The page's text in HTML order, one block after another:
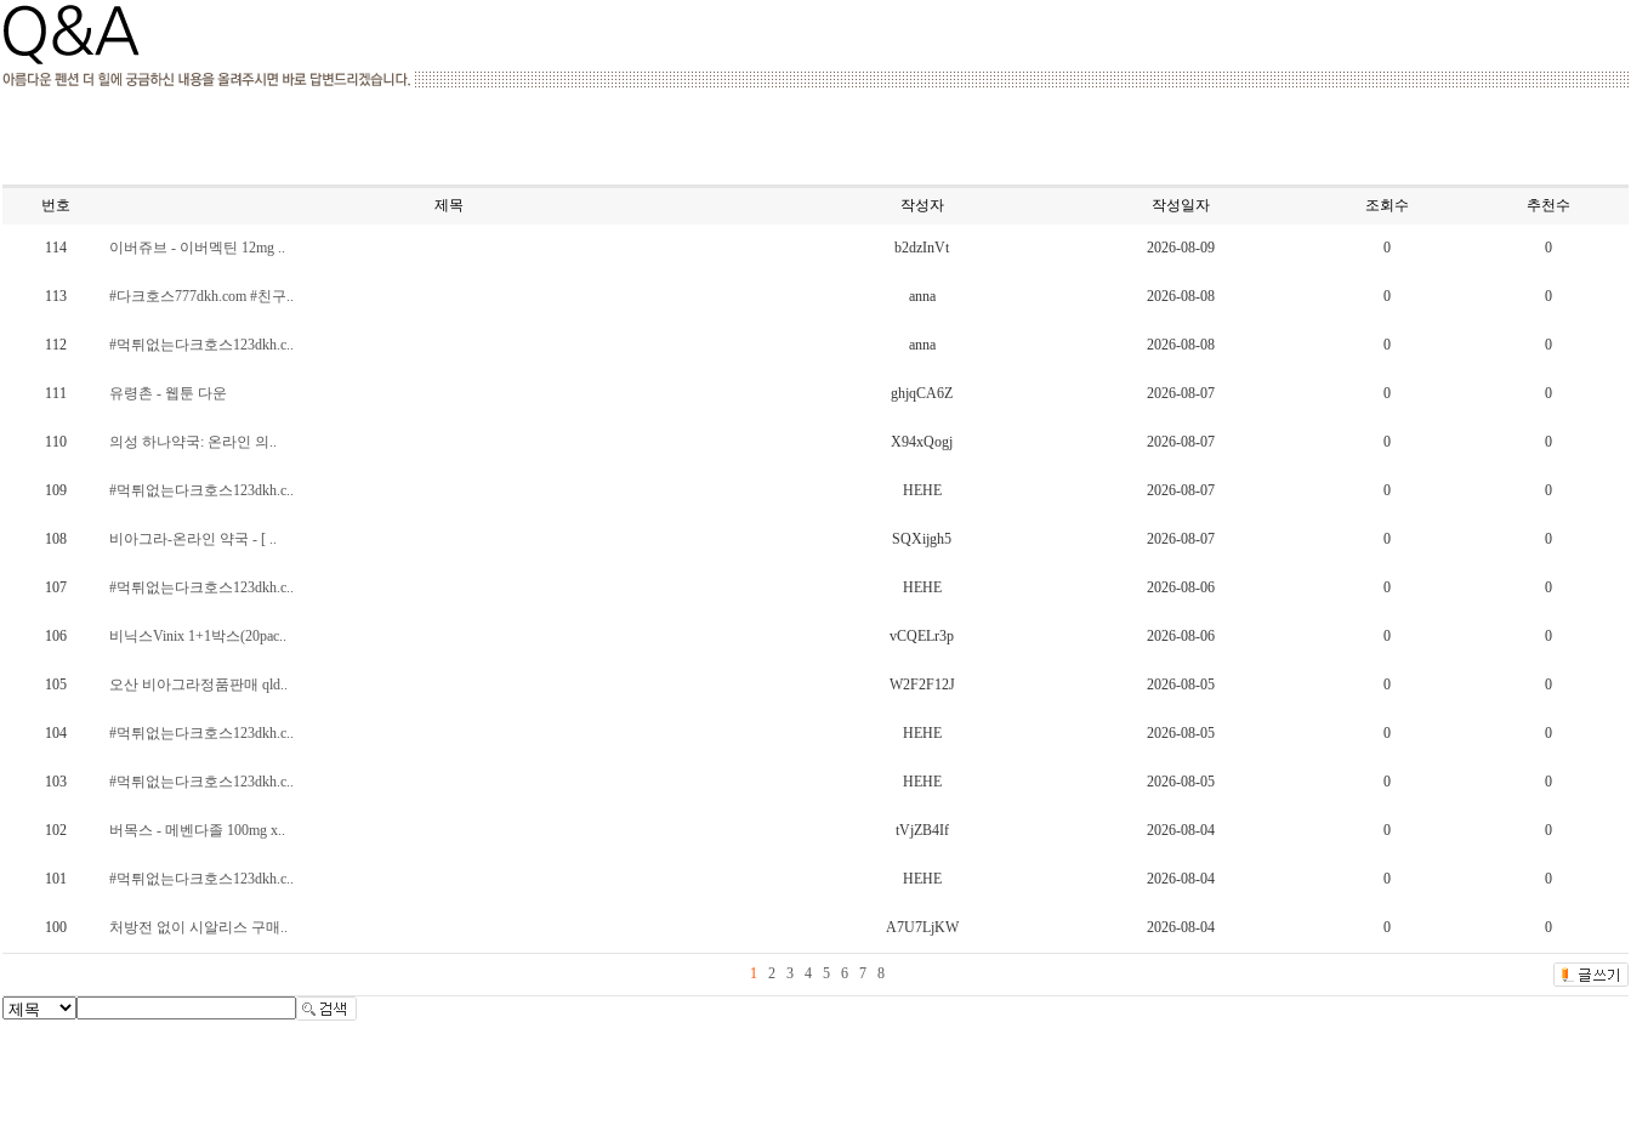
번호 제목 작성자 작성일자 조회수 추천수
114 이버쥬브 - 이버멕틴 12mg .. b2dzInVt 2026-08-09 0 0
113 #다크호스777dkh.com #친구.. anna 2026-08-08 0 0
112 #먹튀없는다크호스123dkh.c.. anna 2026-08-08 0 0
111 유령촌 - 웹툰 다운 ghjqCA6Z 2026-08-07 0 0
110 의성 하나약국: 온라인 의.. X94xQogj 2026-08-07 0 0
109 #먹튀없는다크호스123dkh.c.. HEHE 2026-08-07 0 0
108 비아그라-온라인 약국 - [ .. SQXijgh5 2026-08-07 0 0
107 #먹튀없는다크호스123dkh.c.. HEHE 2026-08-06 0 0
106 비닉스Vinix 1+1박스(20pac.. vCQELr3p 2026-08-06 0 0
105 오산 비아그라정품판매 qld.. W2F2F12J 2026-08-05 0 0
104 #먹튀없는다크호스123dkh.c.. HEHE 2026-08-05 0 0
103 #먹튀없는다크호스123dkh.c.. HEHE 2026-08-05 0 0
102 버목스 - 메벤다졸 100mg x.. tVjZB4If 2026-08-04 0 0
101 #먹튀없는다크호스123dkh.c.. HEHE 2026-08-04 0 0
100 처방전 없이 시알리스 구매.. A7U7LjKW 2026-08-04 0 0
1 2 3 4 5 6 7 8